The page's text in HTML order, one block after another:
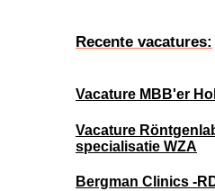
Recente vacatures:
Vacature MBB'er
Vacature
specialisatie WZA
Bergman Clinics -